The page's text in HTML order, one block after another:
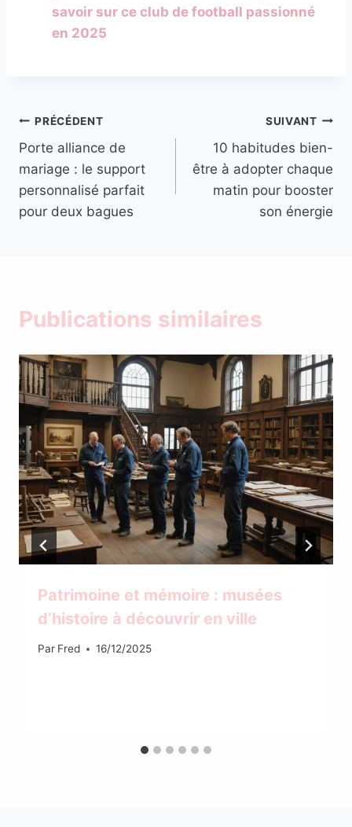
savoir sur ce club de football passionné
en 2025
Navigation
de
l’article
PRÉCÉDENT
Porte alliance de
mariage : le support
personnalisé parfait
pour deux bagues
SUIVANT
10 habitudes bien-
être à adopter chaque
matin pour booster
son énergie
Publications similaires
Patrimoine et mémoire : musées
d’histoire à découvrir en ville
Par Fred 16/12/2025